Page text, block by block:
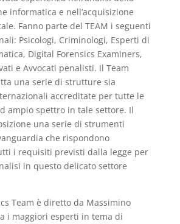
informatica e nell’acquisizione
Fanno parte del TEAM i seguenti
Psicologi, Criminologi, Esperti di
Digital Forensics Examiners,
e Avvocati penalisti. Il Team
una serie di strutture sia
accreditate per tutte le
ampio spettro in tale settore. Il
una serie di strumenti
che rispondono
i requisiti previsti dalla legge per
in questo delicato settore
Team è diretto da Massimino
i maggiori esperti in tema di